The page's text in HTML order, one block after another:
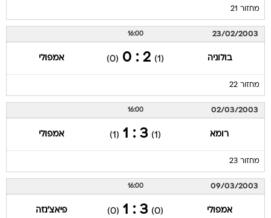
מחזור 21
23/02/2003
16:00
בולוניה (1)
2 : 0
(0) אמפולי
מחזור 22
02/03/2003
16:00
רומא (1)
3 : 1
(1) אמפולי
מחזור 23
09/03/2003
16:00
אמפולי (0)
3 : 1
(0) פיאצ'נזה